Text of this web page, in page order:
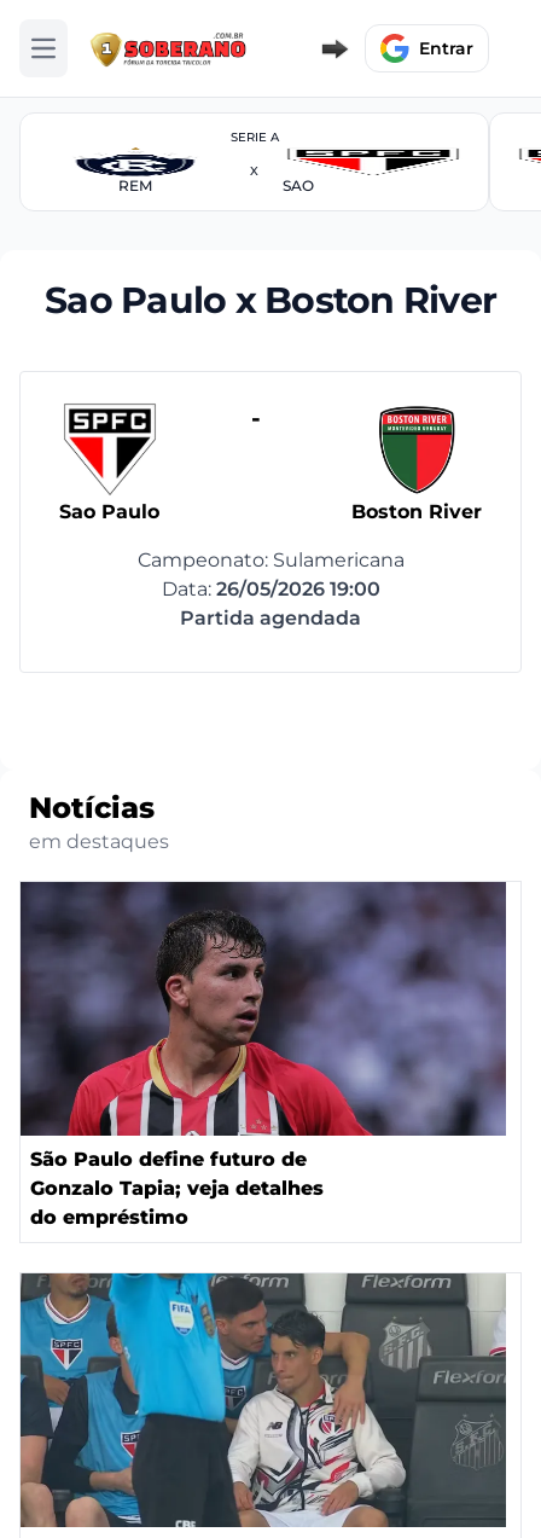
Abrir menu Entrar
SERIE A
REM
X
SAO
Sao Paulo x Boston River
Sao Paulo
-
Boston River
Campeonato: Sulamericana
Data: 26/05/2026 19:00
Partida agendada
Notícias
em destaques
São Paulo define futuro de
Gonzalo Tapia; veja detalhes
do empréstimo